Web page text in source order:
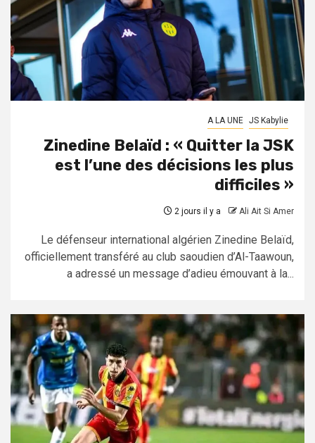
A LA UNE JS Kabylie
Zinedine Belaïd : « Quitter la JSK
est l’une des décisions les plus
difficiles »
2 jours il y a Ali Ait Si Amer
Le défenseur international algérien Zinedine Belaïd,
officiellement transféré au club saoudien d’Al-Taawoun,
a adressé un message d’adieu émouvant à la...